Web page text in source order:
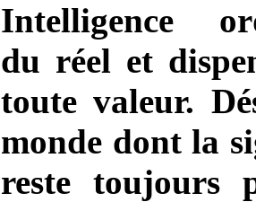
Intelligence
du réel et
toute valeur.
monde dont la
reste toujours